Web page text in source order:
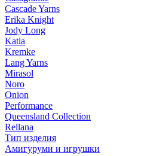
Cascade Yarns
Erika Knight
Jody Long
Katia
Kremke
Lang Yarns
Mirasol
Noro
Onion
Performance
Queensland Collection
Rellana
Тип изделия
Амигуруми и игрушки